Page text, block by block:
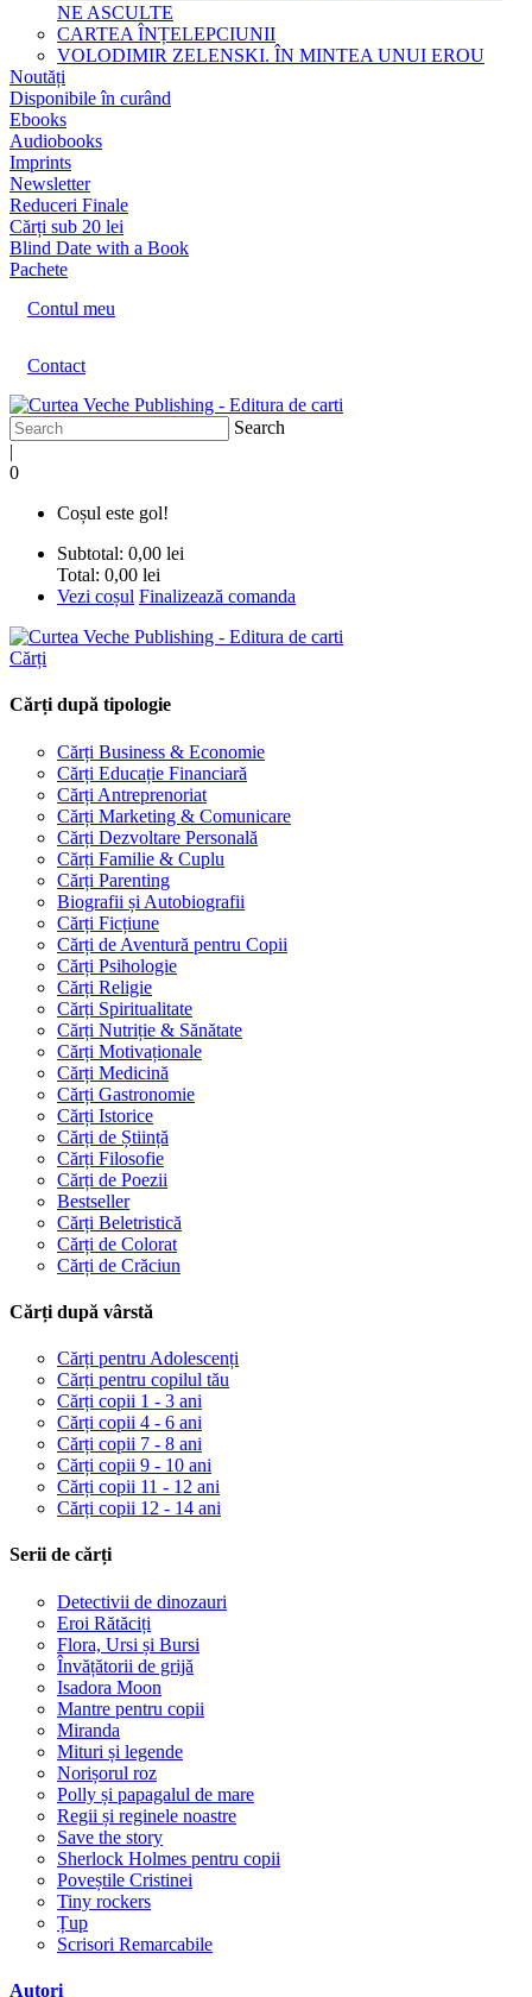
NE ASCULTE
CARTEA ÎNȚELEPCIUNII
VOLODIMIR ZELENSKI. ÎN MINTEA UNUI EROU
Noutăți
Disponibile în curând
Ebooks
Audiobooks
Imprints
Newsletter
Reduceri Finale
Cărți sub 20 lei
Blind Date with a Book
Pachete
Contul meu
Contact
Search
|
0
Coșul este gol!
Subtotal: 0,00 lei
Total: 0,00 lei
Vezi coșul Finalizează comanda
Cărți
Cărți după tipologie
Cărți Business & Economie
Cărți Educație Financiară
Cărți Antreprenoriat
Cărți Marketing & Comunicare
Cărți Dezvoltare Personală
Cărți Familie & Cuplu
Cărți Parenting
Biografii și Autobiografii
Cărți Ficțiune
Cărți de Aventură pentru Copii
Cărți Psihologie
Cărți Religie
Cărți Spiritualitate
Cărți Nutriție & Sănătate
Cărți Motivaționale
Cărți Medicină
Cărți Gastronomie
Cărți Istorice
Cărți de Știință
Cărți Filosofie
Cărți de Poezii
Bestseller
Cărți Beletristică
Cărți de Colorat
Cărți de Crăciun
Cărți după vârstă
Cărți pentru Adolescenți
Cărți pentru copilul tău
Cărți copii 1 - 3 ani
Cărți copii 4 - 6 ani
Cărți copii 7 - 8 ani
Cărți copii 9 - 10 ani
Cărți copii 11 - 12 ani
Cărți copii 12 - 14 ani
Serii de cărți
Detectivii de dinozauri
Eroi Rătăciți
Flora, Ursi și Bursi
Învățătorii de grijă
Isadora Moon
Mantre pentru copii
Miranda
Mituri și legende
Norișorul roz
Polly și papagalul de mare
Regii și reginele noastre
Save the story
Sherlock Holmes pentru copii
Poveștile Cristinei
Tiny rockers
Țup
Scrisori Remarcabile
Autori